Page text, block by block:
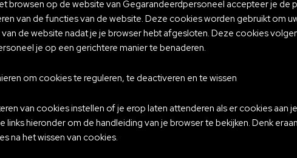
browsen op de website van Gegarandeerdpersoneel accepteer je
van de functies van de website. Deze cookies worden gebruikt om
de website nadat je je browser hebt afgesloten. Deze cookies
je op een gerichtere manier te benaderen.
om cookies te reguleren, te deactiveren en te wissen
van cookies instellen of je erop laten attenderen als er cookies aan
links hieronder om de handleiding van je browser te bekijken. Denk
na het wissen van cookies.